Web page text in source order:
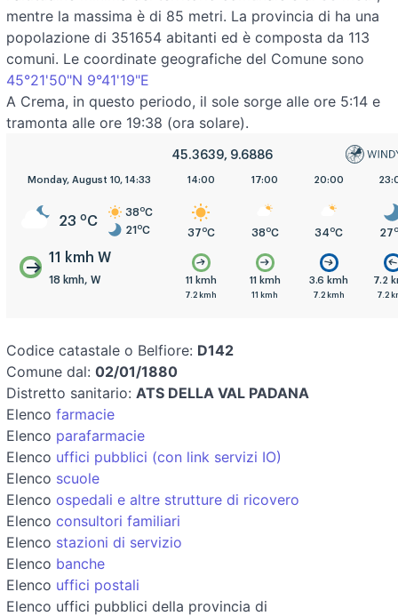
mentre la massima è di 85 metri. La provincia di ha una
popolazione di 351654 abitanti ed è composta da 113
comuni. Le coordinate geografiche del Comune sono
45°21'50"N 9°41'19"E
A Crema, in questo periodo, il sole sorge alle ore 5:14 e
tramonta alle ore 19:38 (ora solare).
45.3639, 9.6886
Monday, August 10, 14:33
23 oC
38 oC
21 oC
11 kmh W
18 kmh, W
kmh
8:00
3.6 kmh
11:00
32oC
14:00
37 oC
11 kmh
7.2 kmh
17:00
38 oC
11 kmh
11 kmh
20:00
34 oC
3.6 kmh
7.2 kmh
27 o
7.2
7.2
Codice catastale o Belfiore: D142
Comune dal: 02/01/1880
Distretto sanitario: ATS DELLA VAL PADANA
Elenco farmacie
Elenco parafarmacie
Elenco uffici pubblici (con link servizi IO)
Elenco scuole
Elenco ospedali e altre strutture di ricovero
Elenco consultori familiari
Elenco stazioni di servizio
Elenco banche
Elenco uffici postali
Elenco uffici pubblici della provincia di